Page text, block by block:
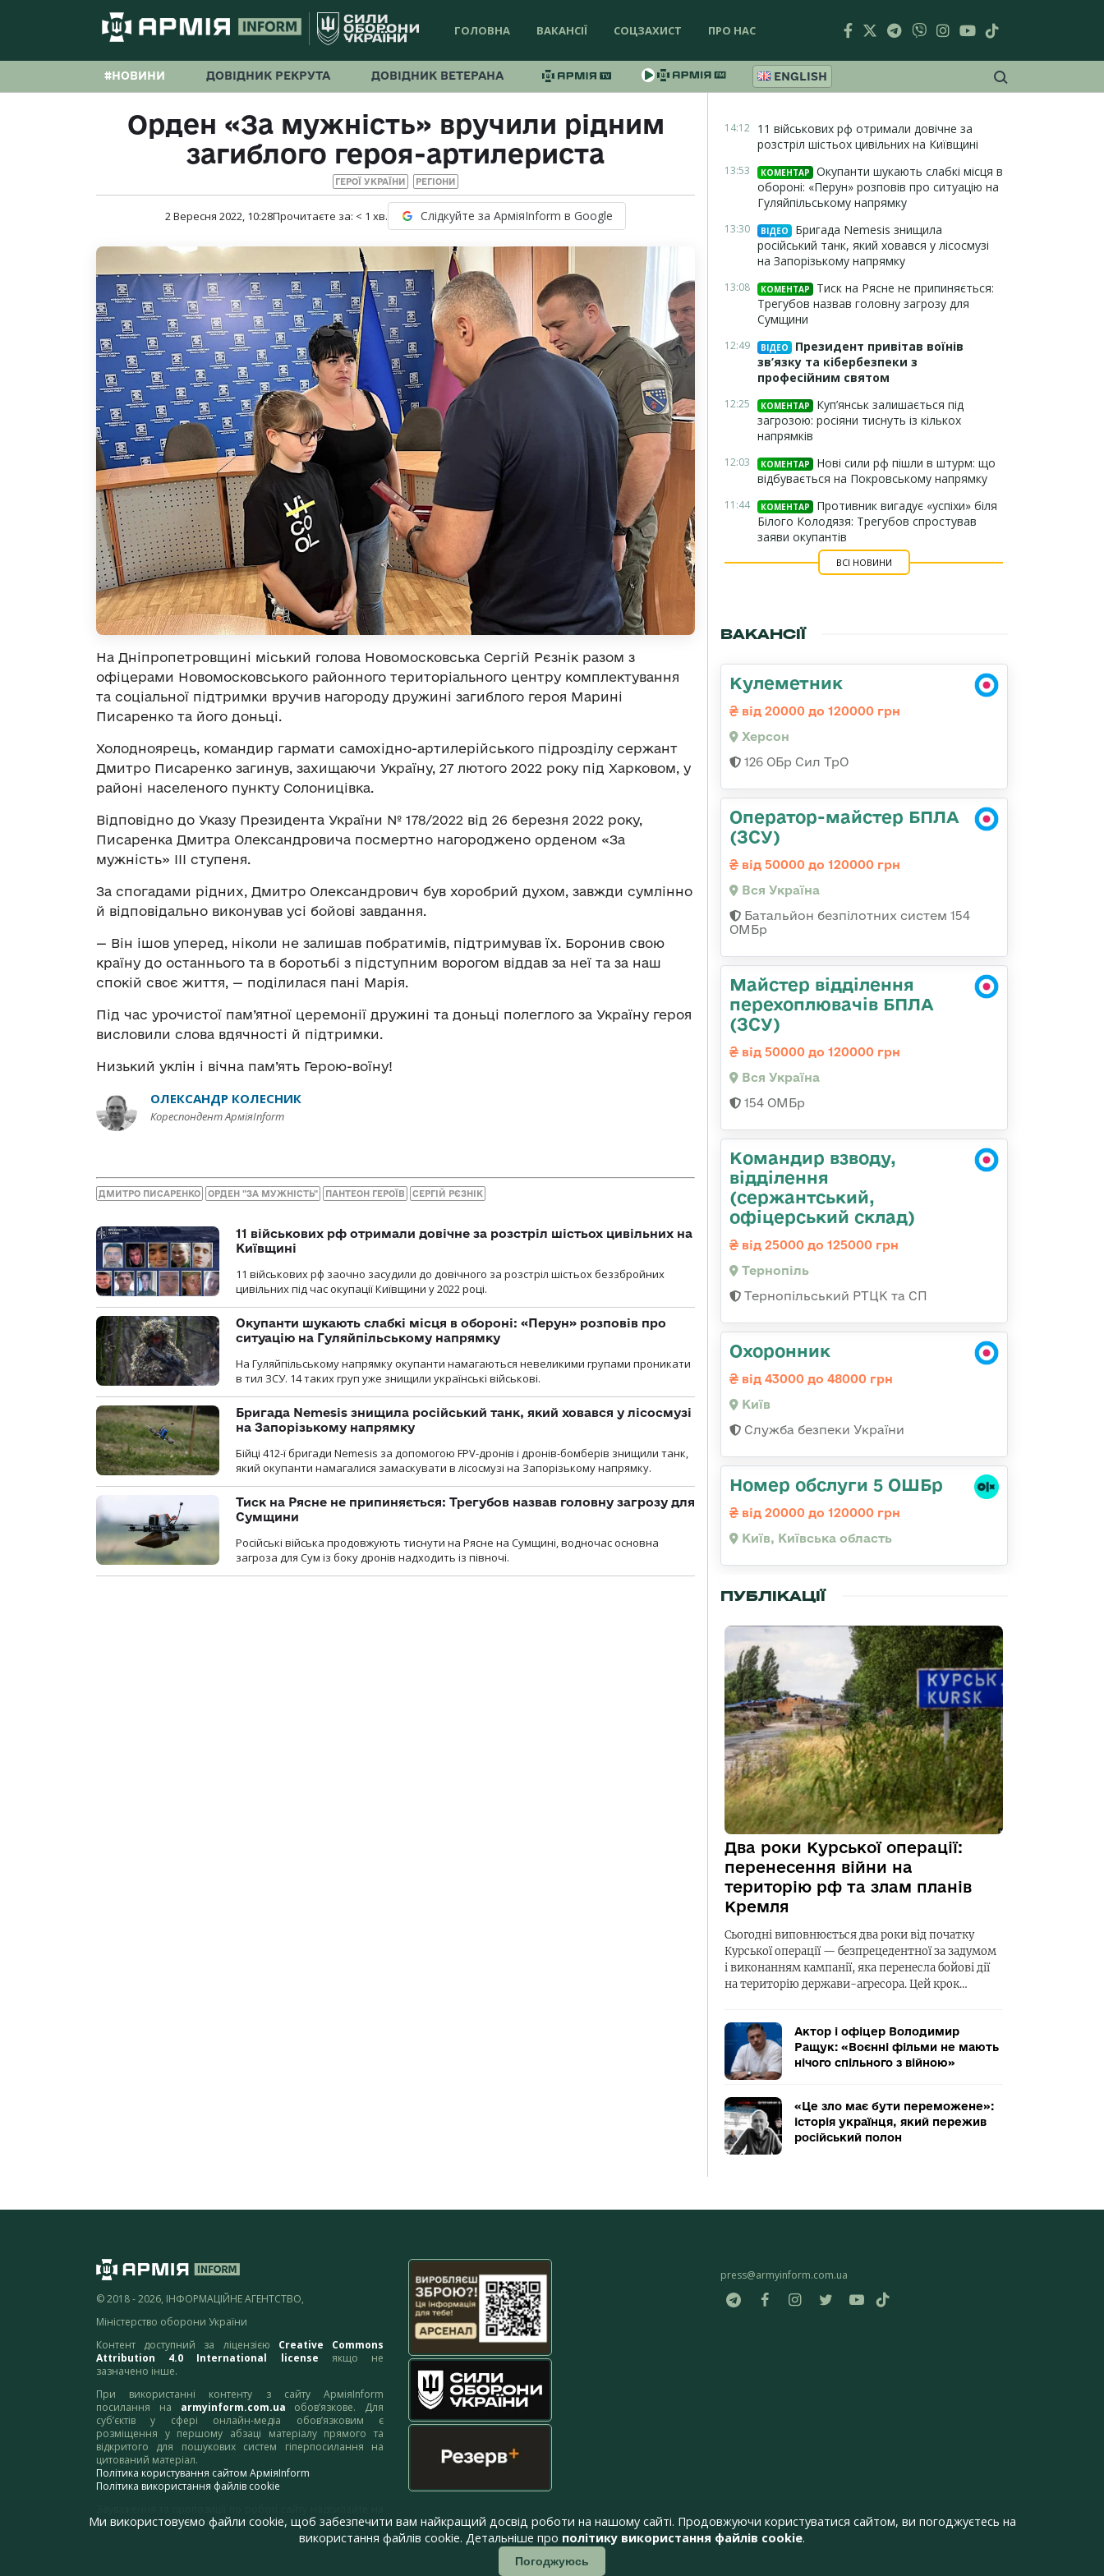
ГОЛОВНА ВАКАНСІЇ СОЦЗАХИСТ ПРО НАС
#НОВИНИ ДОВІДНИК РЕКРУТА ДОВІДНИК ВЕТЕРАНА ENGLISH
Орден «За мужність» вручили рідним
загиблого героя-артилериста
ГЕРОЇ УКРАЇНИ РЕГІОНИ
2 Вересня 2022, 10:28Прочитаєте за: < 1 хв. Слідкуйте за АрміяInform в Google
На Дніпропетровщині міський голова Новомосковська Сергій Рєзнік разом з
офіцерами Новомосковського районного територіального центру комплектування
та соціальної підтримки вручив нагороду дружині загиблого героя Марині
Писаренко та його доньці.
Холодноярець, командир гармати самохідно-артилерійського підрозділу сержант
Дмитро Писаренко загинув, захищаючи Україну, 27 лютого 2022 року під Харковом, у
районі населеного пункту Солоницівка.
Відповідно до Указу Президента України № 178/2022 від 26 березня 2022 року,
Писаренка Дмитра Олександровича посмертно нагороджено орденом «За
мужність» ІІІ ступеня.
За спогадами рідних, Дмитро Олександрович був хоробрий духом, завжди сумлінно
й відповідально виконував усі бойові завдання.
— Він ішов уперед, ніколи не залишав побратимів, підтримував їх. Боронив свою
країну до останнього та в боротьбі з підступним ворогом віддав за неї та за наш
спокій своє життя, — поділилася пані Марія.
Під час урочистої пам’ятної церемонії дружині та доньці полеглого за Україну героя
висловили слова вдячності й підтримки.
Низький уклін і вічна пам’ять Герою-воїну!
ОЛЕКСАНДР КОЛЕСНИК
Кореспондент АрміяInform
ДМИТРО ПИСАРЕНКО ОРДЕН "ЗА МУЖНІСТЬ" ПАНТЕОН ГЕРОЇВ СЕРГІЙ РЄЗНІК
11 військових рф отримали довічне за розстріл шістьох цивільних на
Київщині
11 військових рф заочно засудили до довічного за розстріл шістьох беззбройних
цивільних під час окупації Київщини у 2022 році.
Окупанти шукають слабкі місця в обороні: «Перун» розповів про
ситуацію на Гуляйпільському напрямку
На Гуляйпільському напрямку окупанти намагаються невеликими групами проникати
в тил ЗСУ. 14 таких груп уже знищили українські військові.
Бригада Nemesis знищила російський танк, який ховався у лісосмузі
на Запорізькому напрямку
Бійці 412-ї бригади Nemesis за допомогою FPV-дронів і дронів-бомберів знищили танк,
який окупанти намагалися замаскувати в лісосмузі на Запорізькому напрямку.
Тиск на Рясне не припиняється: Трегубов назвав головну загрозу для
Сумщини
Російські війська продовжують тиснути на Рясне на Сумщині, водночас основна
загроза для Сум із боку дронів надходить із півночі.
14:12 11 військових рф отримали довічне за
розстріл шістьох цивільних на Київщині
13:53 КОМЕНТАР
Окупанти шукають слабкі місця в
обороні: «Перун» розповів про ситуацію на
Гуляйпільському напрямку
13:30 ВІДЕО
Бригада Nemesis знищила
російський танк, який ховався у лісосмузі
на Запорізькому напрямку
13:08 КОМЕНТАР
Тиск на Рясне не припиняється:
Трегубов назвав головну загрозу для
Сумщини
12:49 ВІДЕО
Президент привітав воїнів
зв’язку та кібербезпеки з
професійним святом
12:25 КОМЕНТАР
Куп’янськ залишається під
загрозою: росіяни тиснуть із кількох
напрямків
12:03 КОМЕНТАР
Нові сили рф пішли в штурм: що
відбувається на Покровському напрямку
11:44 КОМЕНТАР
Противник вигадує «успіхи» біля
Білого Колодязя: Трегубов спростував
заяви окупантів
ВСІ НОВИНИ
ВАКАНСІЇ
Кулеметник
від 20000 до 120000 грн
Херсон
126 ОБр Сил ТрО
Оператор-майстер БПЛА
(ЗСУ)
від 50000 до 120000 грн
Вся Україна
Батальйон безпілотних систем 154
ОМБр
Майстер відділення
перехоплювачів БПЛА
(ЗСУ)
від 50000 до 120000 грн
Вся Україна
154 ОМБр
Командир взводу,
відділення
(сержантський,
офіцерський склад)
від 25000 до 125000 грн
Тернопіль
Тернопільський РТЦК та СП
Охоронник
від 43000 до 48000 грн
Київ
Служба безпеки України
Номер обслуги 5 ОШБр
від 20000 до 120000 грн
Київ, Київська область
ПУБЛІКАЦІЇ
Два роки Курської операції:
перенесення війни на
територію рф та злам планів
Кремля
Сьогодні виповнюється два роки від початку
Курської операції — безпрецедентної за задумом
і виконанням кампанії, яка перенесла бойові дії
на територію держави-агресора. Цей крок…
Актор і офіцер Володимир
Ращук: «Воєнні фільми не мають
нічого спільного з війною»
«Це зло має бути переможене»:
історія українця, який пережив
російський полон
© 2018 - 2026, ІНФОРМАЦІЙНЕ АГЕНТСТВО,
Міністерство оборони України
Контент доступний за ліцензією Creative Commons
Attribution 4.0 International license якщо не
зазначено інше.
При використанні контенту з сайту АрміяInform
посилання на armyinform.com.ua обов’язкове. Для
суб’єктів у сфері онлайн-медіа обов’язковим є
розміщення у першому абзаці матеріалу прямого та
відкритого для пошукових систем гіперпосилання на
цитований матеріал.
Політика користування сайтом АрміяInform
Політика використання файлів cookie
адресу:webmaster@armyinform.com.ua
press@armyinform.com.ua
Ми використовуємо файли cookie, щоб забезпечити вам найкращий досвід роботи на нашому сайті. Продовжуючи користуватися сайтом, ви погоджуєтесь на
використання файлів cookie. Детальніше про політику використання файлів cookie.
Погоджуюсь